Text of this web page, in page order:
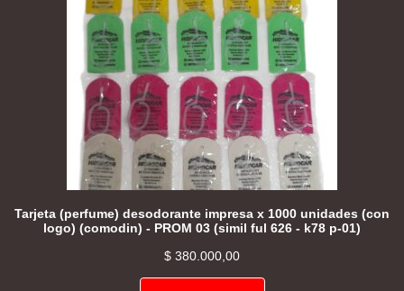
Tarjeta (perfume) desodorante impresa x 1000 unidades (con
logo) (comodin) - PROM 03 (simil ful 626 - k78 p-01)
$ 380.000,00